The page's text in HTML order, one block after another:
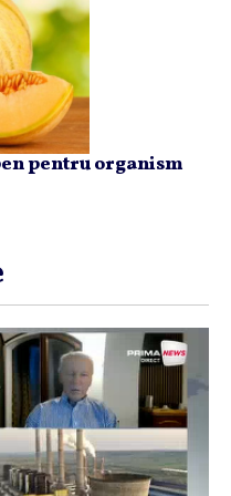
pentru organism